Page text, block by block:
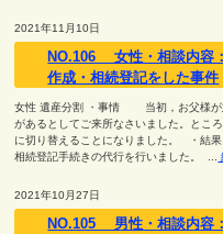
2021年11月10日
NO.106 女性・相談内容
作成・相続登記をした事件
女性 遺産分割 ・事情 当初，お父様が
があるとしてご来所なさいました。とこ
に切り替えることになりました。 ・結
相続登記手続きの代行を行いました。 ...
2021年10月27日
NO.105 男性・相談内容